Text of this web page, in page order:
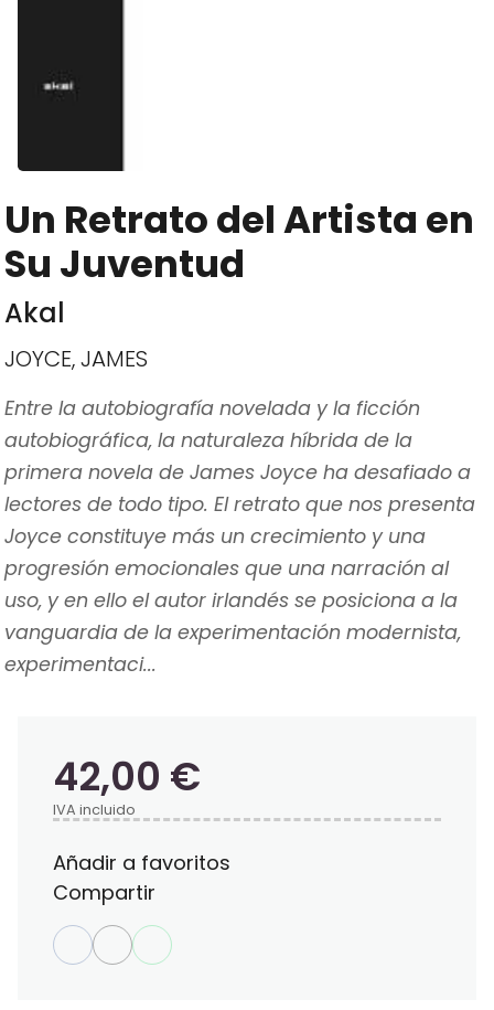
Un Retrato del Artista en
Su Juventud
Akal
JOYCE, JAMES
Entre la autobiografía novelada y la ficción
autobiográfica, la naturaleza híbrida de la
primera novela de James Joyce ha desafiado a
lectores de todo tipo. El retrato que nos presenta
Joyce constituye más un crecimiento y una
progresión emocionales que una narración al
uso, y en ello el autor irlandés se posiciona a la
vanguardia de la experimentación modernista,
experimentaci...
42,00 €
IVA incluido
Añadir a favoritos
Compartir